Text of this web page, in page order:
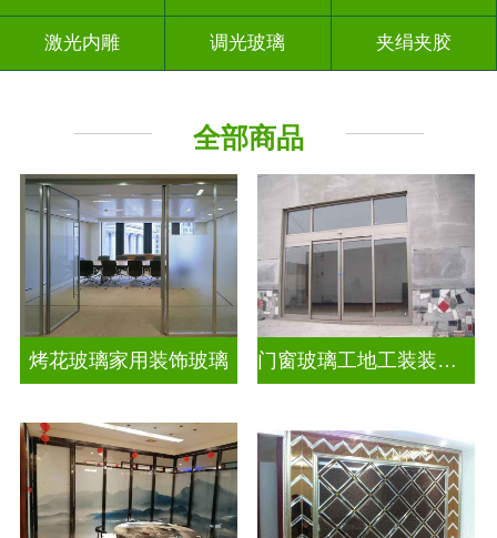
激光内雕 调光玻璃 夹绢夹胶
全部商品
烤花玻璃家用装饰玻璃 门窗玻璃工地工装装饰玻璃